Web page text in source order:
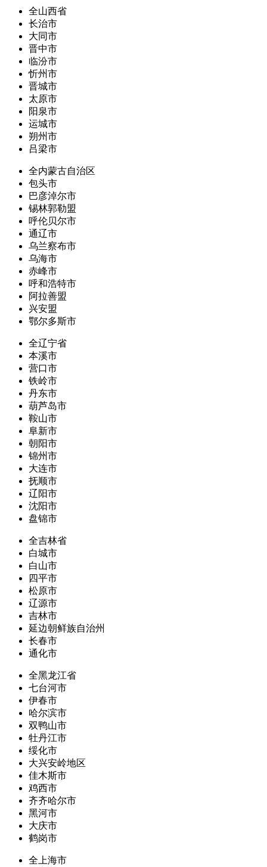
全山西省
长治市
大同市
晋中市
临汾市
忻州市
晋城市
太原市
阳泉市
运城市
朔州市
吕梁市
全内蒙古自治区
包头市
巴彦淖尔市
锡林郭勒盟
呼伦贝尔市
通辽市
乌兰察布市
乌海市
赤峰市
呼和浩特市
阿拉善盟
兴安盟
鄂尔多斯市
全辽宁省
本溪市
营口市
铁岭市
丹东市
葫芦岛市
鞍山市
阜新市
朝阳市
锦州市
大连市
抚顺市
辽阳市
沈阳市
盘锦市
全吉林省
白城市
白山市
四平市
松原市
辽源市
吉林市
延边朝鲜族自治州
长春市
通化市
全黑龙江省
七台河市
伊春市
哈尔滨市
双鸭山市
牡丹江市
绥化市
大兴安岭地区
佳木斯市
鸡西市
齐齐哈尔市
黑河市
大庆市
鹤岗市
全上海市